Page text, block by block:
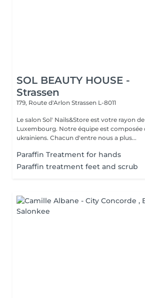
SOL BEAUTY HOUSE -
Strassen
179, Route d'Arlon Strassen L-8011
Le salon Sol' Nails&Store est votre rayon
Luxembourg. Notre équipe est composée de PROspécialistes
ukrainiens. Chacun d'entre nous a plus...
Paraffin Treatment for hands
Paraffin treatment feet and scrub